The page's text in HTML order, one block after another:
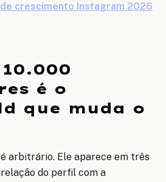
crescimento Instagram 2026
é o
que muda o
é arbitrário. Ele aparece em três
do perfil com a